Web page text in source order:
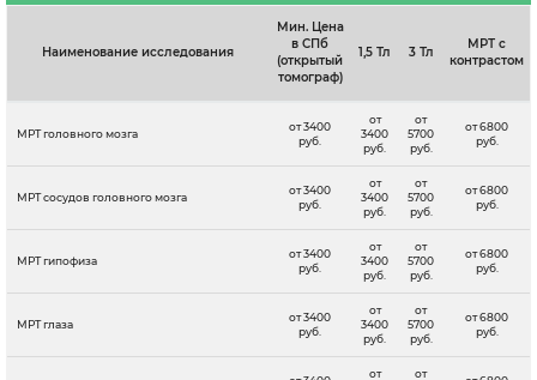
Наименование исследования
Мин. Цена
в СПб
(открытый
томограф)
1,5 Тл 3 Тл
МРТ с
контрастом
МРТ головного мозга
от 3400
руб.
от
3400
руб.
от
5700
руб.
от 6800
руб.
МРТ сосудов головного мозга
от 3400
руб.
от
3400
руб.
от
5700
руб.
от 6800
руб.
МРТ гипофиза
от 3400
руб.
от
3400
руб.
от
5700
руб.
от 6800
руб.
МРТ глаза
от 3400
руб.
от
3400
руб.
от
5700
руб.
от 6800
руб.
от
от